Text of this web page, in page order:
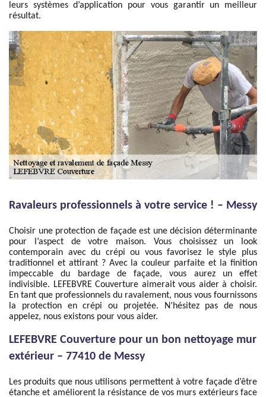
leurs systèmes d’application pour vous garantir un meilleur
résultat.
Ravaleurs professionnels à votre service ! – Messy
Choisir une protection de façade est une décision déterminante
pour l’aspect de votre maison. Vous choisissez un look
contemporain avec du crépi ou vous favorisez le style plus
traditionnel et attirant ? Avec la couleur parfaite et la finition
impeccable du bardage de façade, vous aurez un effet
indivisible. LEFEBVRE Couverture aimerait vous aider à choisir.
En tant que professionnels du ravalement, nous vous fournissons
la protection en crépi ou projetée. N’hésitez pas de nous
appelez, nous existons pour vous aider.
LEFEBVRE Couverture pour un bon nettoyage mur
extérieur – 77410 de Messy
Les produits que nous utilisons permettent à votre façade d’être
étanche et améliorent la résistance de vos murs extérieurs face